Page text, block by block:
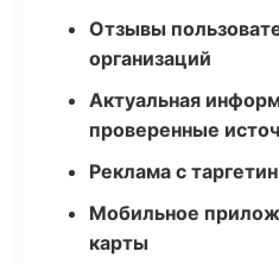
Отзывы
организаций
Актуальная
проверенные
Реклама с
Мобильное
карты